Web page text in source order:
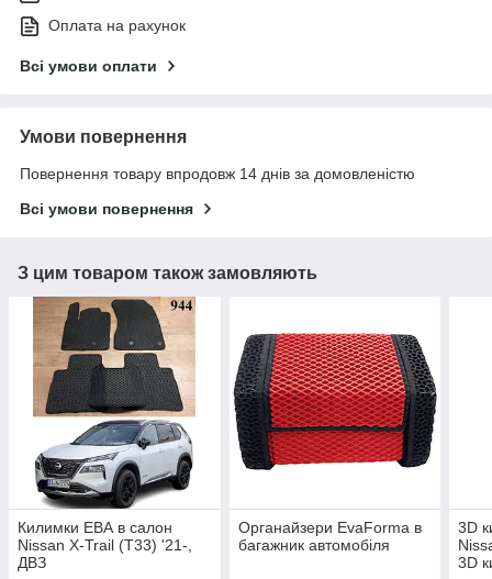
Оплата на рахунок
Всі умови оплати
Умови повернення
Повернення товару впродовж 14 днів за домовленістю
Всі умови повернення
З цим товаром також замовляють
Килимки ЕВА в салон
Nissan X-Trail (T33) '21-,
ДВЗ
Органайзери EvaForma в
багажник автомобіля
3D
3D